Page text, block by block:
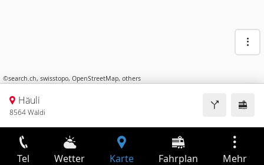
©search.ch, swisstopo, OpenStreetMap, others
Häuli
8564 Wäldi
Tel Wetter Karte Fahrplan Mehr